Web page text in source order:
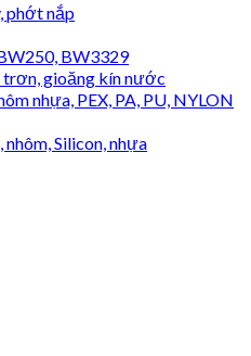
phớt nắp
BW3329
trơn, gioăng kín nước
nhựa, PEX, PA, PU, NYLON
Silicon, nhựa